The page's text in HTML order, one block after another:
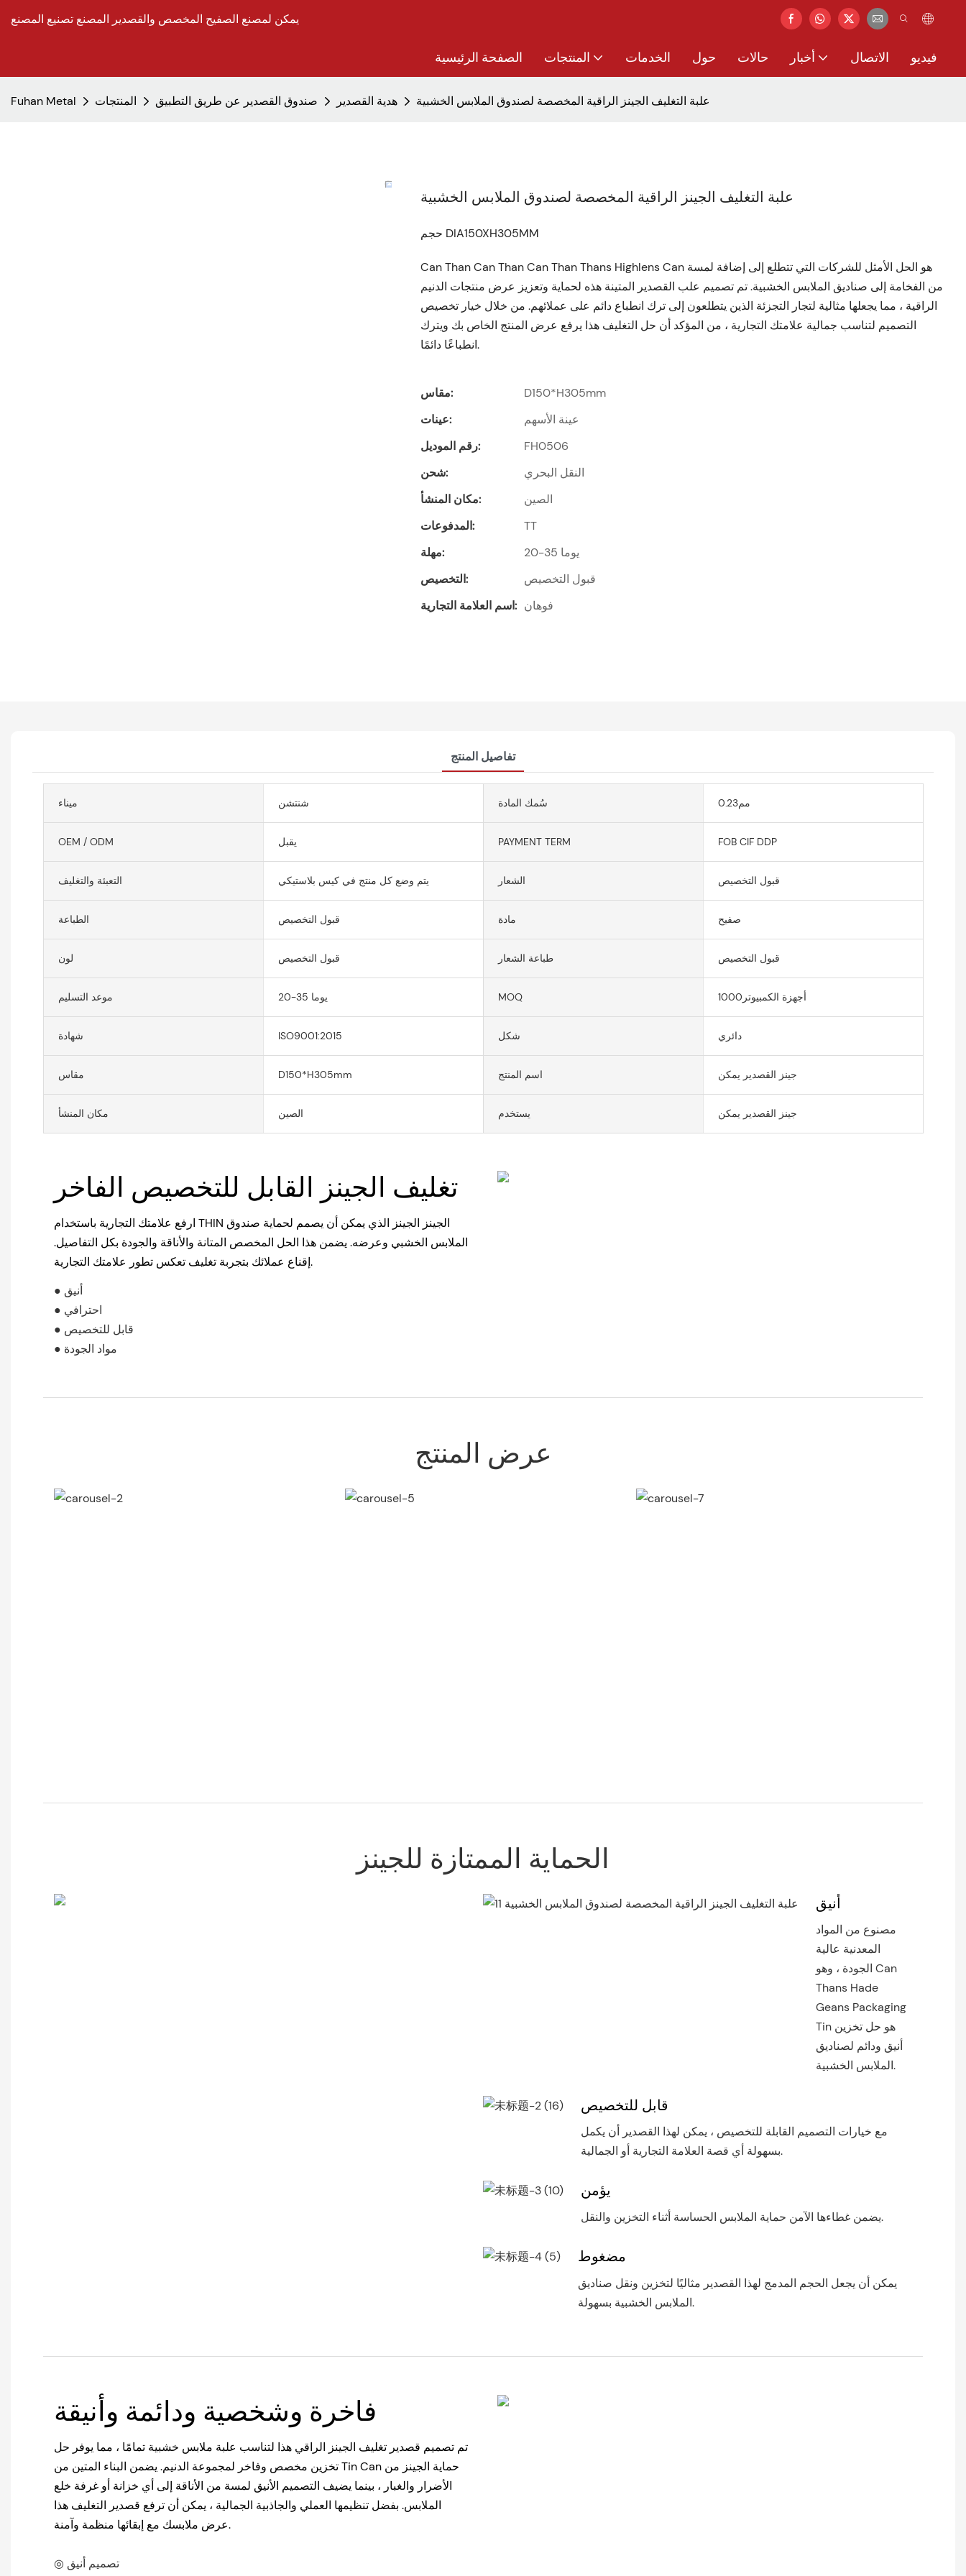
يمكن لمصنع الصفيح المخصص والقصدير المصنع تصنيع المصنع
الصفحة الرئيسية المنتجات الخدمات حول حالات أخبار الاتصال فيديو
Fuhan Metal المنتجات صندوق القصدير عن طريق التطبيق هدية القصدير علبة التغليف الجينز الراقية المخصصة لصندوق الملابس الخشبية
علبة التغليف الجينز الراقية المخصصة لصندوق الملابس الخشبية
حجم DIA150XH305MM
Can Than Can Than Can Than Thans Highlens Can هو الحل الأمثل للشركات التي تتطلع إلى إضافة لمسة
من الفخامة إلى صناديق الملابس الخشبية. تم تصميم علب القصدير المتينة هذه لحماية وتعزيز عرض منتجات الدنيم
الراقية ، مما يجعلها مثالية لتجار التجزئة الذين يتطلعون إلى ترك انطباع دائم على عملائهم. من خلال خيار تخصيص
التصميم لتناسب جمالية علامتك التجارية ، من المؤكد أن حل التغليف هذا يرفع عرض المنتج الخاص بك ويترك
انطباعًا دائمًا.
مقاس:
D150*H305mm
عينات:
عينة الأسهم
رقم الموديل:
FH0506
شحن:
النقل البحري
مكان المنشأ:
الصين
المدفوعات:
TT
مهلة:
20-35 يوما
التخصيص:
قبول التخصيص
اسم العلامة التجارية: فوهان
تفاصيل المنتج
ميناء شنتشن سُمك المادة مم0.23
OEM / ODM يقبل PAYMENT TERM FOB CIF DDP
التعبئة والتغليف يتم وضع كل منتج في كيس بلاستيكي الشعار قبول التخصيص
الطباعة قبول التخصيص مادة صفيح
لون قبول التخصيص طباعة الشعار قبول التخصيص
موعد التسليم 20-35 يوما MOQ أجهزة الكمبيوتر1000
شهادة ISO9001:2015 شكل دائري
مقاس D150*H305mm اسم المنتج جينز القصدير يمكن
مكان المنشأ الصين يستخدم جينز القصدير يمكن
ارفع علامتك التجارية باستخدام THIN الجينز الجينز الذي يمكن أن يصمم لحماية صندوق
الملابس الخشبي وعرضه. يضمن هذا الحل المخصص المتانة والأناقة والجودة بكل التفاصيل.
إقناع عملائك بتجربة تغليف تعكس تطور علامتك التجارية.
● أنيق
● احترافي
● قابل للتخصيص
● مواد الجودة
عرض المنتج
الحماية الممتازة للجينز
أنيق
مصنوع من المواد
المعدنية عالية
الجودة ، وهو Can
Thans Hade
Geans Packaging
Tin هو حل تخزين
أنيق ودائم لصناديق
الملابس الخشبية.
قابل للتخصيص
مع خيارات التصميم القابلة للتخصيص ، يمكن لهذا القصدير أن يكمل
بسهولة أي قصة العلامة التجارية أو الجمالية.
يؤمن
يضمن غطاءها الآمن حماية الملابس الحساسة أثناء التخزين والنقل.
مضغوط
يمكن أن يجعل الحجم المدمج لهذا القصدير مثاليًا لتخزين ونقل صناديق
الملابس الخشبية بسهولة.
فاخرة وشخصية ودائمة وأنيقة
تم تصميم قصدير تغليف الجينز الراقي هذا لتناسب علبة ملابس خشبية تمامًا ، مما يوفر حل
تخزين مخصص وفاخر لمجموعة الدنيم. يضمن البناء المتين من Tin Can حماية الجينز من
الأضرار والغبار ، بينما يضيف التصميم الأنيق لمسة من الأناقة إلى أي خزانة أو غرفة خلع
الملابس. بفضل تنظيمها العملي والجاذبية الجمالية ، يمكن أن ترفع قصدير التغليف هذا
عرض ملابسك مع إبقائها منظمة وآمنة.
◎ تصميم أنيق